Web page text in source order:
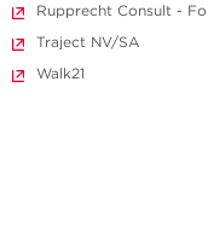
Rupprecht Consult -
Traject NV/SA
Walk21